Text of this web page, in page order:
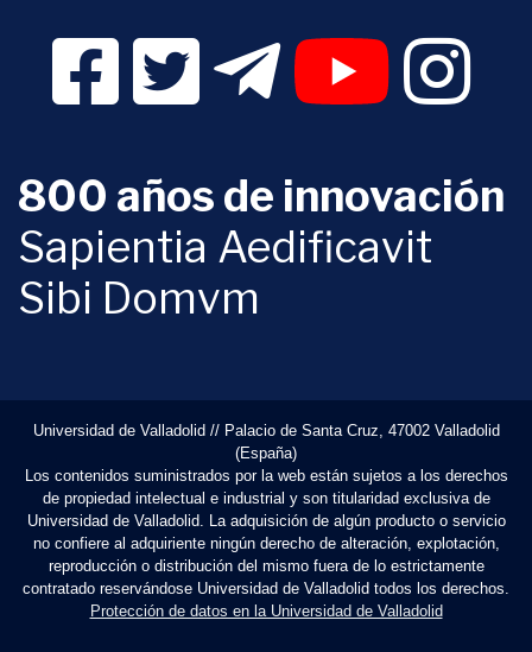
Facebook Digital UVa (se abrirá en una nueva
Twitter Digital UVa (se abrirá en una
Telegram Digital UVa (se
YouTube Digital
800 años de innovación
Sapientia Aedificavit
Sibi Domvm
Universidad de Valladolid // Palacio de Santa Cruz, 47002 Valladolid
(España)
Los contenidos suministrados por la web están sujetos a los derechos
de propiedad intelectual e industrial y son titularidad exclusiva de
Universidad de Valladolid. La adquisición de algún producto o servicio
no confiere al adquiriente ningún derecho de alteración, explotación,
reproducción o distribución del mismo fuera de lo estrictamente
contratado reservándose Universidad de Valladolid todos los derechos.
Protección de datos en la Universidad de Valladolid